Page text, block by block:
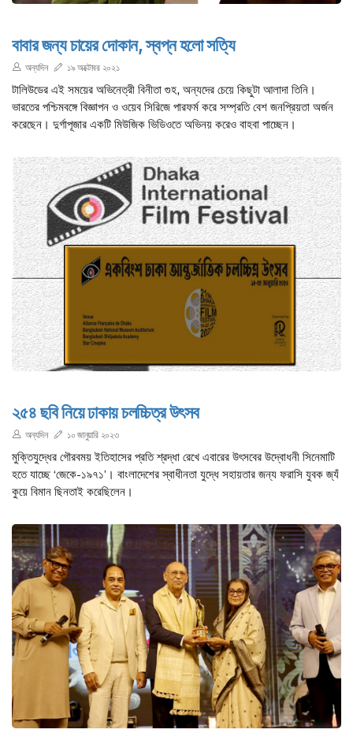
বাবার জন্য চায়ের দোকান, স্বপ্ন হলো সত্যি
অন্যদিন ১৯ অক্টোবর ২০২১
টালিউডের এই সময়ের অভিনেত্রী বিনীতা গুহ, অন্যদের চেয়ে কিছুটা আলাদা তিনি।
ভারতের পশ্চিমবঙ্গে বিজ্ঞাপন ও ওয়েব সিরিজে পারফর্ম করে সম্প্রতি বেশ জনপ্রিয়তা অর্জন
করেছেন। দুর্গাপূজার একটি মিউজিক ভিডিওতে অভিনয় করেও বাহবা পাচ্ছেন।
২৫৪ ছবি নিয়ে ঢাকায় চলচ্চিত্র উৎসব
অন্যদিন ১০ জানুয়ারি ২০২৩
মুক্তিযুদ্ধের গৌরবময় ইতিহাসের প্রতি শ্রদ্ধা রেখে এবারের উৎসবের উদ্বোধনী সিনেমাটি
হতে যাচ্ছে ‘জেকে-১৯৭১’। বাংলাদেশের স্বাধীনতা যুদ্ধে সহায়তার জন্য ফরাসি যুবক জ্যঁ
কুয়ে বিমান ছিনতাই করেছিলেন।